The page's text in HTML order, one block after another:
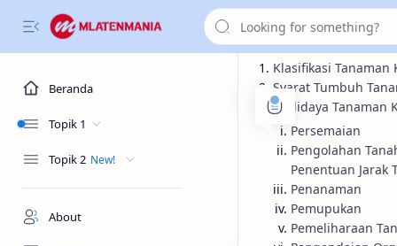
Beranda
Topik 1
Topik 2
About
Beranda Informasi
Mengenal Lebih Dekat
Klasifikasi Tanaman
Syarat Tumbuh
Budidaya Tanaman
Persemaian
Pengolahan
Penentuan Jarak
Penanaman
Pemupukan
Pemeliharaan